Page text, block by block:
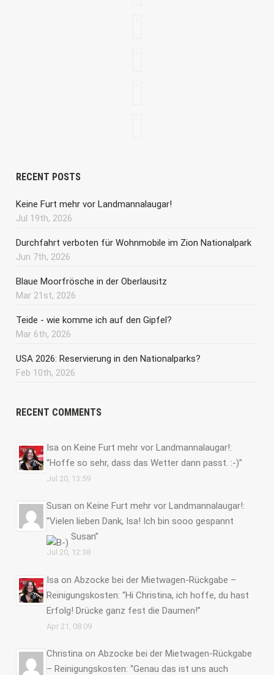
RECENT POSTS
Keine Furt mehr vor Landmannalaugar!
Jul 19th, 2026
Durchfahrt verboten für Wohnmobile im Zion Nationalpark
Jun 7th, 2026
Blaue Moorfrösche in der Oberlausitz
Mar 21st, 2026
Teide - wie komme ich auf den Gipfel?
Mar 6th, 2026
USA 2026: Reservierung in den Nationalparks?
Feb 10th, 2026
RECENT COMMENTS
Isa onKeine Furt mehr vor Landmannalaugar!:
“Hoffe so sehr, dass das Wetter dann passt. :-)”
Jul 20, 13:59
Susan on Keine Furt mehr vor Landmannalaugar!:
“Vielen lieben Dank, Isa! Ich bin sooo gespannt
Susan”
Jul 20, 12:38
Isa onAbzocke bei der Mietwagen-Rückgabe –
Reinigungskosten: “Hi Christina, ich hoffe, du hast
Erfolg! Drücke ganz fest die Daumen!”
Apr 21, 08:09
Christina onAbzocke bei der Mietwagen-Rückgabe
– Reinigungskosten: “Genau das ist uns auch